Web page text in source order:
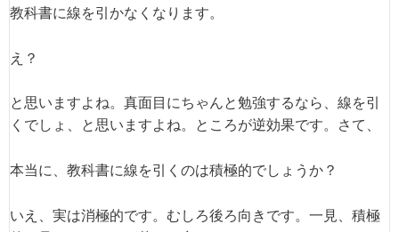
教科書に線を引かなくなります。
え？
と思いますよね。真面目にちゃんと勉強するなら、線を引
くでしょ、と思いますよね。ところが逆効果です。さて、
本当に、教科書に線を引くのは積極的でしょうか？
いえ、実は消極的です。むしろ後ろ向きです。一見、積極